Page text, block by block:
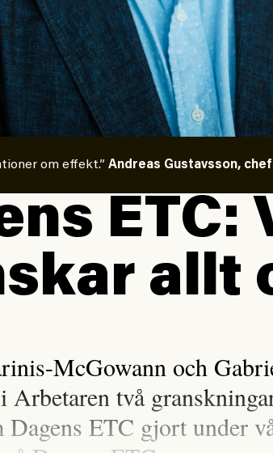
om effekt.” Andreas Gustavsson,
ETC:
allt
McGowann och
Arbetaren två
Dagens ETC gjort under